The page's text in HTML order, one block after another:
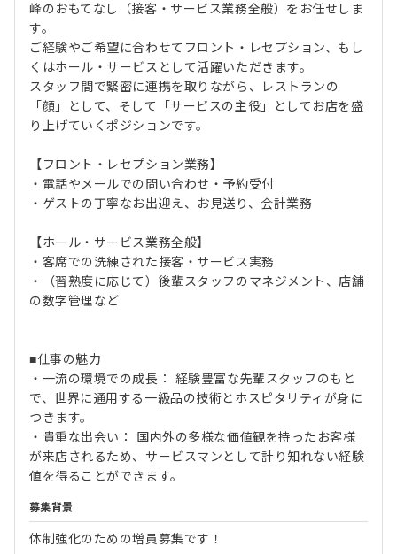
峰のおもてなし（接客・サービス業務全般）をお任せしま
す。
ご経験やご希望に合わせてフロント・レセプション、もし
くはホール・サービスとして活躍いただきます。
スタッフ間で緊密に連携を取りながら、レストランの
「顔」として、そして「サービスの主役」としてお店を盛
り上げていくポジションです。
【フロント・レセプション業務】
・電話やメールでの問い合わせ・予約受付
・ゲストの丁寧なお出迎え、お見送り、会計業務
【ホール・サービス業務全般】
・客席での洗練された接客・サービス実務
・（習熟度に応じて）後輩スタッフのマネジメント、店舗
の数字管理など
■仕事の魅力
・一流の環境での成長： 経験豊富な先輩スタッフのもと
で、世界に通用する一級品の技術とホスピタリティが身に
つきます。
・貴重な出会い： 国内外の多様な価値観を持ったお客様
が来店されるため、サービスマンとして計り知れない経験
値を得ることができます。
募集背景
体制強化のための増員募集です！